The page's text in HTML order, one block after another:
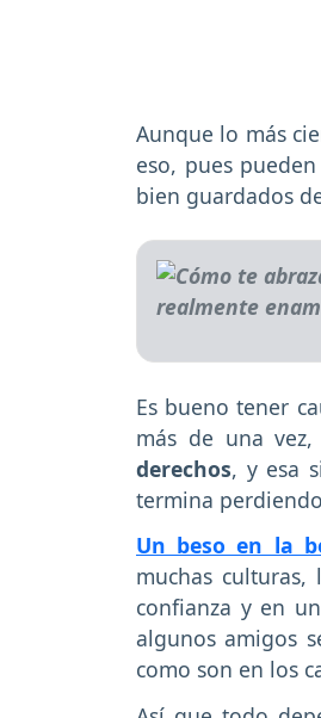
Aunque lo más
eso, pues
bien guardados
Es bueno tener
más de una
derechos, y esa
termina
Un beso en la
muchas
confianza y en
algunos amigos
como son en los